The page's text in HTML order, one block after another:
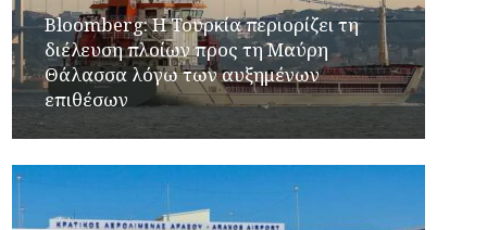
Bloomberg: Η Τουρκία περιορίζει τη
διέλευση πλοίων προς τη Μαύρη
Θάλασσα λόγω των αυξημένων
επιθέσων